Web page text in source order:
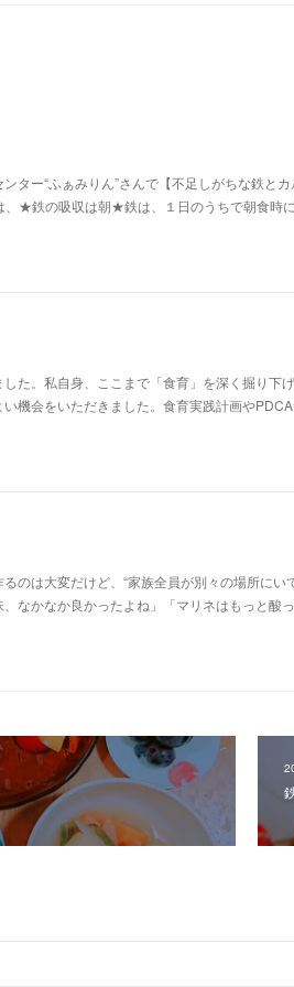
ター“ふぁみりん”さんで【不足しがちな鉄と
★鉄の吸収は朝★​鉄は、１日のうちで朝食時
た。私自身、ここまで「食育」を深く掘り下
機会をいただきました。食育実践計画や
のは大変だけど、“家族全員が別々の場所にい
なかなか良かったよね」「マリネはもっと酸